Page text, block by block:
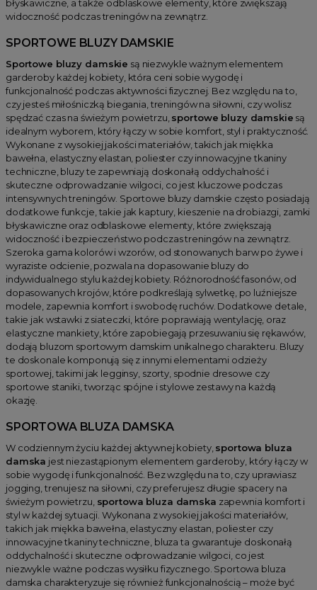
błyskawiczne, a także odblaskowe elementy, które zwiększają
widoczność podczas treningów na zewnątrz.
SPORTOWE BLUZY DAMSKIE
Sportowe bluzy damskie są niezwykle ważnym elementem
garderoby każdej kobiety, która ceni sobie wygodę i
funkcjonalność podczas aktywności fizycznej. Bez względu na to,
czy jesteś miłośniczką biegania, treningów na siłowni, czy wolisz
spędzać czas na świeżym powietrzu, sportowe bluzy damskie są
idealnym wyborem, który łączy w sobie komfort, styl i praktyczność.
Wykonane z wysokiej jakości materiałów, takich jak miękka
bawełna, elastyczny elastan, poliester czy innowacyjne tkaniny
techniczne, bluzy te zapewniają doskonałą oddychalność i
skuteczne odprowadzanie wilgoci, co jest kluczowe podczas
intensywnych treningów. Sportowe bluzy damskie często posiadają
dodatkowe funkcje, takie jak kaptury, kieszenie na drobiazgi, zamki
błyskawiczne oraz odblaskowe elementy, które zwiększają
widoczność i bezpieczeństwo podczas treningów na zewnątrz.
Szeroka gama kolorów i wzorów, od stonowanych barw po żywe i
wyraziste odcienie, pozwala na dopasowanie bluzy do
indywidualnego stylu każdej kobiety. Różnorodność fasonów, od
dopasowanych krojów, które podkreślają sylwetkę, po luźniejsze
modele, zapewnia komfort i swobodę ruchów. Dodatkowe detale,
takie jak wstawki z siateczki, które poprawiają wentylację, oraz
elastyczne mankiety, które zapobiegają przesuwaniu się rękawów,
dodają bluzom sportowym damskim unikalnego charakteru. Bluzy
te doskonale komponują się z innymi elementami odzieży
sportowej, takimi jak legginsy, szorty, spodnie dresowe czy
sportowe staniki, tworząc spójne i stylowe zestawy na każdą
okazję.
SPORTOWA BLUZA DAMSKA
W codziennym życiu każdej aktywnej kobiety, sportowa bluza
damska jest niezastąpionym elementem garderoby, który łączy w
sobie wygodę i funkcjonalność. Bez względu na to, czy uprawiasz
jogging, trenujesz na siłowni, czy preferujesz długie spacery na
świeżym powietrzu, sportowa bluza damska zapewnia komfort i
styl w każdej sytuacji. Wykonana z wysokiej jakości materiałów,
takich jak miękka bawełna, elastyczny elastan, poliester czy
innowacyjne tkaniny techniczne, bluza ta gwarantuje doskonałą
oddychalność i skuteczne odprowadzanie wilgoci, co jest
niezwykle ważne podczas wysiłku fizycznego. Sportowa bluza
damska charakteryzuje się również funkcjonalnością – może być